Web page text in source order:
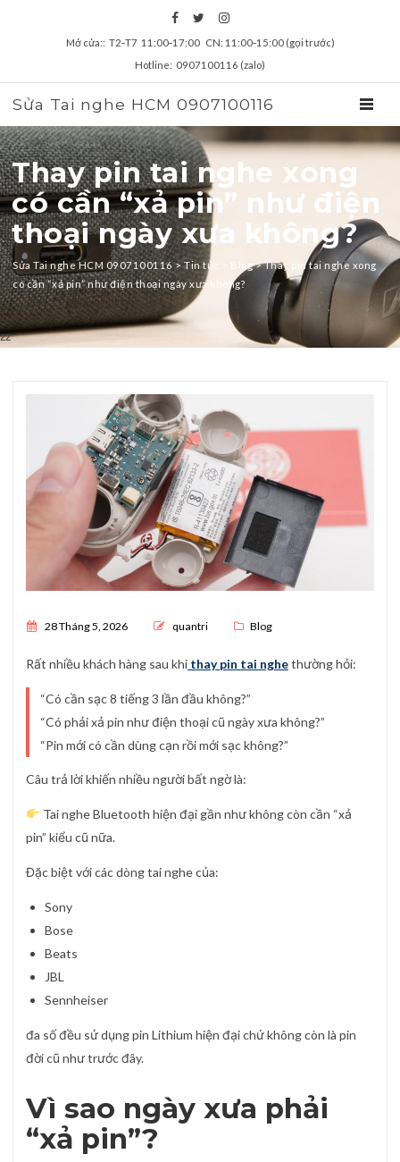
Mở cửa:: T2‑T7 11:00‑17:00 CN: 11:00‑15:00 (gọi trước)
Hotline: 0907100116 (zalo)
Sửa Tai nghe HCM 0907100116
Thay pin tai nghe xong
có cần “xả pin” như điện
thoại ngày xưa không?
Sửa Tai nghe HCM 0907100116>Tin tức Blog>Thay pin tai nghe xong
có cần “xả pin” như điện thoại ngày xưa không?
zz
Posted on
28 Tháng 5, 2026 quantri Blog
Rất nhiều khách hàng sau khi thay pin tai nghethường hỏi:
“Có cần sạc 8 tiếng 3 lần đầu không?”
“Có phải xả pin như điện thoại cũ ngày xưa không?”
“Pin mới có cần dùng cạn rồi mới sạc không?”
Câu trả lời khiến nhiều người bất ngờ là:
Tai nghe Bluetooth hiện đại gần như không còn cần “xả
pin” kiểu cũ nữa.
Đặc biệt với các dòng tai nghe của:
Sony
Bose
Beats
JBL
Sennheiser
đa số đều sử dụng pin Lithium hiện đại chứ không còn là pin
đời cũ như trước đây.
Vì sao ngày xưa phải
“xả pin”?